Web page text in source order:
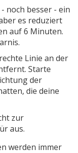
noch besser - ein
es reduziert
auf 6 Minuten.
Linie an der
Starte
der
die deine
zur
aus.
werden immer